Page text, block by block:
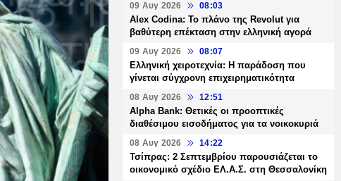
09 Αυγ 2026 08:03
Alex Codina: Το πλάνο της Revolut για
βαθύτερη επέκταση στην ελληνική αγορά
09 Αυγ 2026 08:07
Ελληνική χειροτεχνία: Η παράδοση που
γίνεται σύγχρονη επιχειρηματικότητα
08 Αυγ 2026 12:51
Alpha Bank: Θετικές οι προοπτικές
διαθέσιμου εισοδήματος για τα νοικοκυριά
08 Αυγ 2026 14:22
Τσίπρας: 2 Σεπτεμβρίου παρουσιάζεται το
οικονομικό σχέδιο ΕΛ.Α.Σ. στη Θεσσαλονίκη